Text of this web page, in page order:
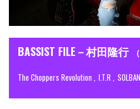
BASSIST FILE－村田隆行
The Choppers Revolution I.T.R